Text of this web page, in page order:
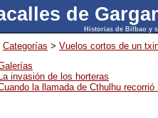
de
Historias de Bilbao y
Categorías > Vuelos cortos de un
La invasión de los horteras
la llamada de Cthulhu recorrió